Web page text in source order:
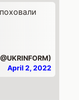
April 2, 2022